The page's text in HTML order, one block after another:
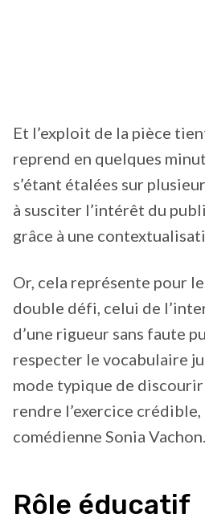
Et l’exploit de la pièce
reprend en quelques
s’étant étalées sur
à susciter l’intérêt du
grâce à une
Or, cela représente pour
double défi, celui de
d’une rigueur sans faute
respecter le vocabulaire
mode typique de
rendre l’exercice
comédienne Sonia Vachon.
Rôle éducatif